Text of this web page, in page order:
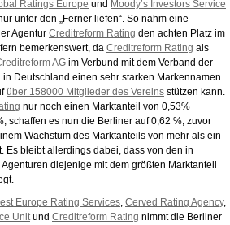
Ratings Europe und Moody’s Investors Service
unter den „Ferner liefen“. So nahm eine
Agentur Creditreform Rating den achten Platz im
bemerkenswert, da Creditreform Rating als
AG im Verbund mit dem Verband der
in Deutschland einen sehr starken Markennamen
über 158000 Mitglieder des Vereins stützen kann.
nur noch einen Marktanteil von 0,53%
schaffen es nun die Berliner auf 0,62 %, zuvor
Wachstum des Marktanteils von mehr als ein
Es bleibt allerdings dabei, dass von den in
diejenige mit dem größten Marktanteil
Europe Rating Services Cerved Rating Agency,
Unit und Creditreform Rating nimmt die Berliner